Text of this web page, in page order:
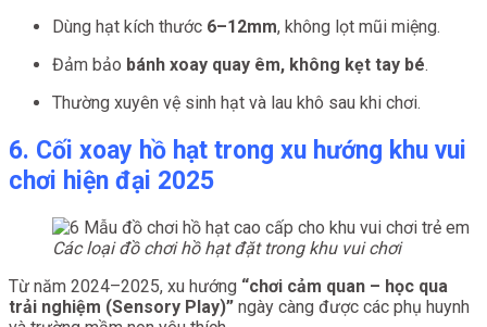
Dùng hạt kích thước 6–12mm, không lọt mũi miệng.
Đảm bảo bánh xoay quay êm, không kẹt tay bé.
Thường xuyên vệ sinh hạt và lau khô sau khi chơi.
6. Cối xoay hồ hạt trong xu hướng khu vui
chơi hiện đại 2025
Các loại đồ chơi hồ hạt đặt trong khu vui chơi
Từ năm 2024–2025, xu hướng “chơi cảm quan – học qua
trải nghiệm (Sensory Play)” ngày càng được các phụ huynh